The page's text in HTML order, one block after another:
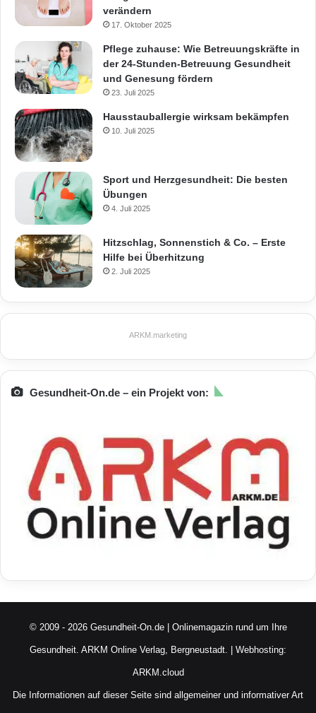
verändern
17. Oktober 2025
Pflege zuhause: Wie Betreuungskräfte in
der 24-Stunden-Betreuung Gesundheit
und Genesung fördern
23. Juli 2025
Hausstauballergie wirksam bekämpfen
10. Juli 2025
Sport und Herzgesundheit: Die besten
Übungen
4. Juli 2025
Hitzschlag, Sonnenstich & Co. – Erste
Hilfe bei Überhitzung
2. Juli 2025
ARKM.marketing
Gesundheit-On.de – ein Projekt von:
© 2009 - 2026 Gesundheit-On.de | Onlinemagazin rund um Ihre
Gesundheit. ARKM Online Verlag, Bergneustadt. | Webhosting:
ARKM.cloud
Die Informationen auf dieser Seite sind allgemeiner und informativer Art